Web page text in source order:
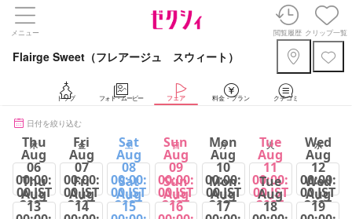
メニュー 閲覧履歴 クリップ一覧
Flairge Sweet（フレアージュ スウィート）
トップ フォト・ムービー フェア 料金・プラン クチコミ
日付を絞り込む
木 金 土 日 月 火 水
Thu
Aug
06
00:00:
00 JST
2026
Fri
Aug
07
00:00:
00 JST
2026
Sat
Aug
08
00:00:
00 JST
2026
Sun
Aug
09
00:00:
00 JST
2026
Mon
Aug
10
00:00:
00 JST
2026
Tue
Aug
11
00:00:
00 JST
2026
Wed
Aug
12
00:00:
00 JST
2026
Thu
Aug
13
Fri
Aug
14
Sat
Aug
15
Sun
Aug
16
Mon
Aug
17
Tue
Aug
18
Wed
Aug
19